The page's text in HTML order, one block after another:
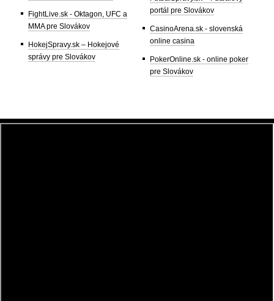
FightLive.sk - Oktagon, UFC a
MMA pre Slovákov
HokejSpravy.sk – Hokejové
správy pre Slovákov
portál pre Slovákov
CasinoArena.sk - slovenská
online casina
PokerOnline.sk - online poker
pre Slovákov